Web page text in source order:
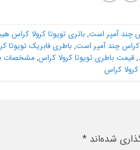
چند آمپر است,باتری تویوتا کرولا کراس
کراس چند آمپر است, باطری فابریک تویوتا
, قیمت باطری تویوتا کرولا کراس, مشخصات
کراس
شده‌اند *